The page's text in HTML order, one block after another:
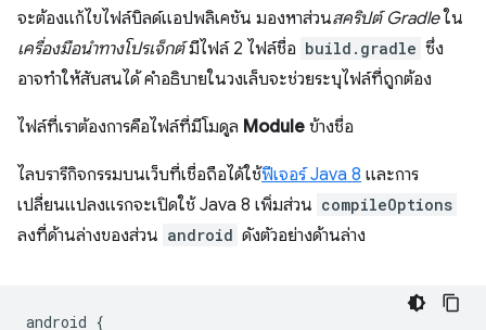
จะต้องแก้ไขไฟล์บิลด์แอปพลิเคชัน มองหาส่วนสคริปต์ Gradleใน
เครื่องมือนำทางโปรเจ็กต์มีไฟล์ 2 ไฟล์ชื่อ build.gradle ซึ่ง
อาจทำให้สับสนได้ คำอธิบายในวงเล็บจะช่วยระบุไฟล์ที่ถูกต้อง
ไฟล์ที่เราต้องการคือไฟล์ที่มีโมดูล Module ข้างชื่อ
ไลบรารีกิจกรรมบนเว็บที่เชื่อถือได้ใช้ฟีเจอร์ Java 8 และการ
เปลี่ยนแปลงแรกจะเปิดใช้ Java 8 เพิ่มส่วน compileOptions
ลงที่ด้านล่างของส่วน android ดังตัวอย่างด้านล่าง
android {